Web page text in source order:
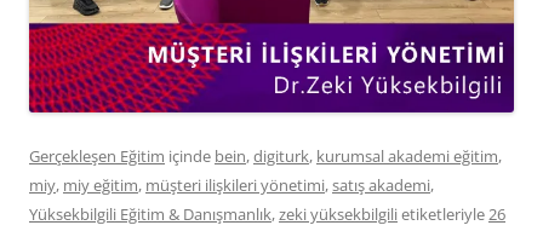
Gerçekleşen Eğitim içinde bein,digiturk, kurumsal akademi eğitim,
miy, miy eğitim, müşteri ilişkileri yönetimi,satış akademi,
Yüksekbilgili Eğitim & Danışmanlık,zeki yüksekbilgilietiketleriyle26